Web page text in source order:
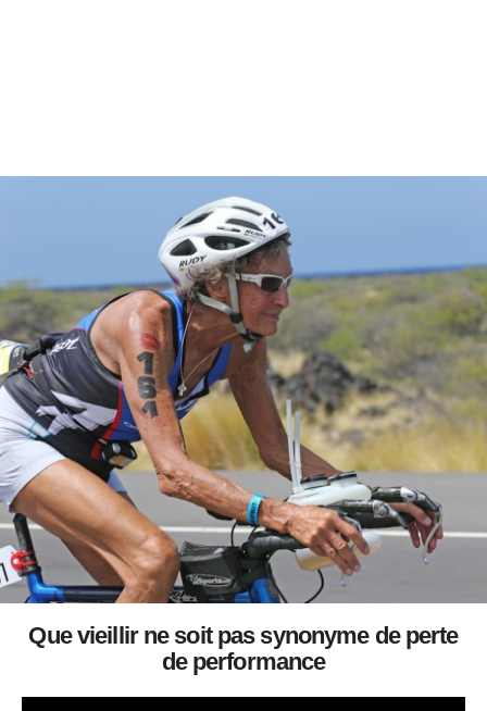
Que vieillir ne soit pas synonyme de perte
de performance